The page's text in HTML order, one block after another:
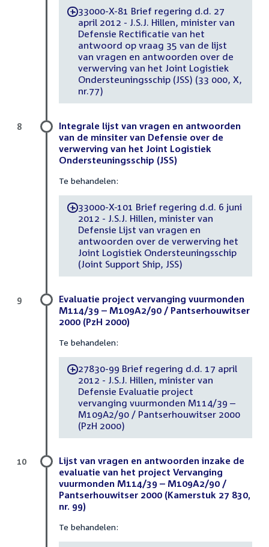
-33000-X-81 Brief regering d.d. 27
april 2012 - J.S.J. Hillen, minister van
Defensie Rectificatie van het
antwoord op vraag 35 van de lijst
van vragen en antwoorden over de
verwerving van het Joint Logistiek
Ondersteuningsschip (JSS) (33 000, X,
nr.77)
Integrale lijst van vragen en antwoorden
van de minsiter van Defensie over de
verwerving van het Joint Logistiek
Ondersteuningsschip (JSS)
Te behandelen:
-33000-X-101 Brief regering d.d. 6 juni
2012 - J.S.J. Hillen, minister van
Defensie Lijst van vragen en
antwoorden over de verwerving het
Joint Logistiek Ondersteuningsschip
(Joint Support Ship, JSS)
8
Evaluatie project vervanging vuurmonden
M114/39 – M109A2/90 / Pantserhouwitser
2000 (PzH 2000)
Te behandelen:
-27830-99 Brief regering d.d. 17 april
2012 - J.S.J. Hillen, minister van
Defensie Evaluatie project
vervanging vuurmonden M114/39 –
M109A2/90 / Pantserhouwitser 2000
(PzH 2000)
9
Lijst van vragen en antwoorden inzake de
evaluatie van het project Vervanging
vuurmonden M114/39 – M109A2/90 /
Pantserhouwitser 2000 (Kamerstuk 27 830,
nr. 99)
Te behandelen:
10